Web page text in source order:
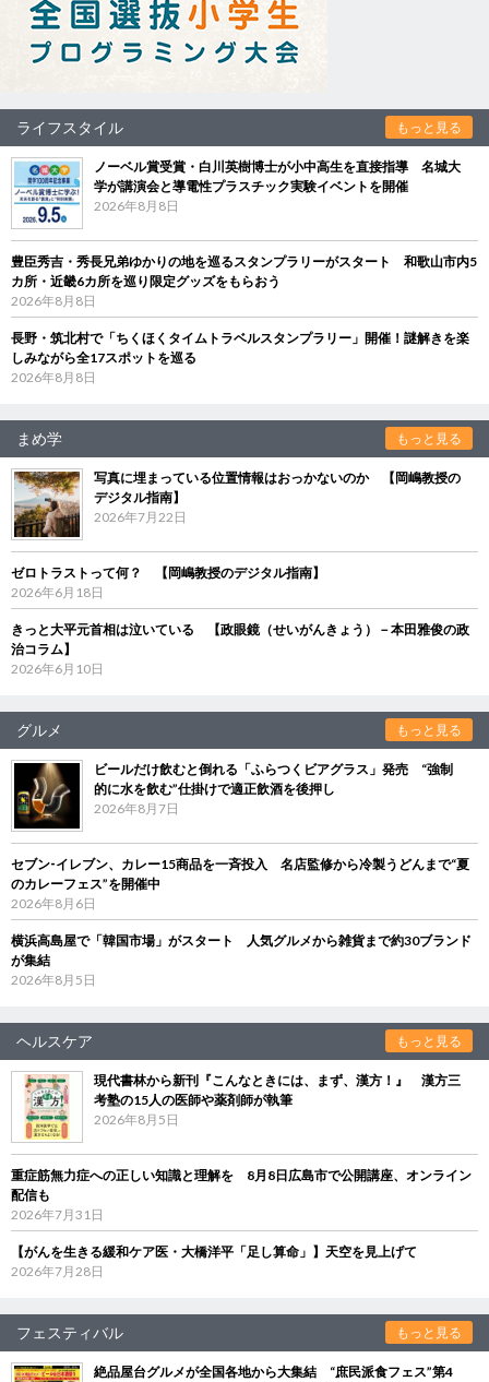
ライフスタイル もっと見る
ノーベル賞受賞・白川英樹博士が小中高生を直接指導 名城大
学が講演会と導電性プラスチック実験イベントを開催
2026年8月8日
豊臣秀吉・秀長兄弟ゆかりの地を巡るスタンプラリーがスタート 和歌山市内5
カ所・近畿6カ所を巡り限定グッズをもらおう
2026年8月8日
長野・筑北村で「ちくほくタイムトラベルスタンプラリー」開催！謎解きを楽
しみながら全17スポットを巡る
2026年8月8日
まめ学 もっと見る
写真に埋まっている位置情報はおっかないのか 【岡嶋教授の
デジタル指南】
2026年7月22日
ゼロトラストって何？ 【岡嶋教授のデジタル指南】
2026年6月18日
きっと大平元首相は泣いている 【政眼鏡（せいがんきょう）－本田雅俊の政
治コラム】
2026年6月10日
グルメ もっと見る
ビールだけ飲むと倒れる「ふらつくビアグラス」発売 “強制
的に水を飲む”仕掛けで適正飲酒を後押し
2026年8月7日
セブン‐イレブン、カレー15商品を一斉投入 名店監修から冷製うどんまで“夏
のカレーフェス”を開催中
2026年8月6日
横浜高島屋で「韓国市場」がスタート 人気グルメから雑貨まで約30ブランド
が集結
2026年8月5日
ヘルスケア もっと見る
現代書林から新刊『こんなときには、まず、漢方！』 漢方三
考塾の15人の医師や薬剤師が執筆
2026年8月5日
重症筋無力症への正しい知識と理解を 8月8日広島市で公開講座、オンライン
配信も
2026年7月31日
【がんを生きる緩和ケア医・大橋洋平「足し算命」】天空を見上げて
2026年7月28日
フェスティバル もっと見る
絶品屋台グルメが全国各地から大集結 “庶民派食フェス”第4